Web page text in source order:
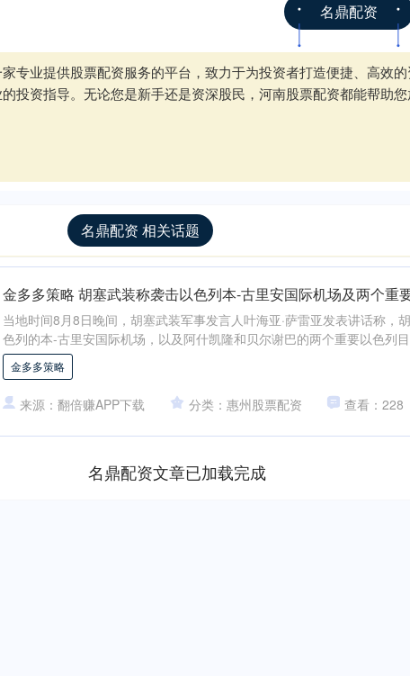
名鼎配资
专业提供股票配资服务的平台，致力于为投资者打造便捷、高效
投资指导。无论您是新手还是资深股民，河南股票配资都能帮助
名鼎配资 相关话题
金多多策略 胡塞武装称袭击以色列本-古里安国际机场及两个重
当地时间8月8日晚间，胡塞武装军事发言人叶海亚·萨雷亚发表讲话称，
色列的本-古里安国际机场，以及阿什凯隆和贝尔谢巴的两个重要以色列
金多多策略
来源：翻倍赚APP下载 分类：惠州股票配资 查看：228
名鼎配资文章已加载完成